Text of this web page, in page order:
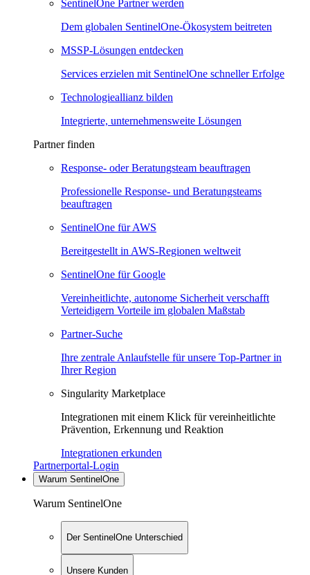
SentinelOne Partner werden
Dem globalen SentinelOne-Ökosystem beitreten
MSSP-Lösungen entdecken
Services erzielen mit SentinelOne schneller Erfolge
Technologieallianz bilden
Integrierte, unternehmensweite Lösungen
Partner finden
Response- oder Beratungsteam beauftragen
Professionelle Response- und Beratungsteams
beauftragen
SentinelOne für AWS
Bereitgestellt in AWS-Regionen weltweit
SentinelOne für Google
Vereinheitlichte, autonome Sicherheit verschafft
Verteidigern Vorteile im globalen Maßstab
Partner-Suche
Ihre zentrale Anlaufstelle für unsere Top-Partner in
Ihrer Region
Singularity Marketplace
Integrationen mit einem Klick für vereinheitlichte
Prävention, Erkennung und Reaktion
Integrationen erkunden
Partnerportal-Login
Warum SentinelOne
Warum SentinelOne
Der SentinelOne Unterschied
Unsere Kunden